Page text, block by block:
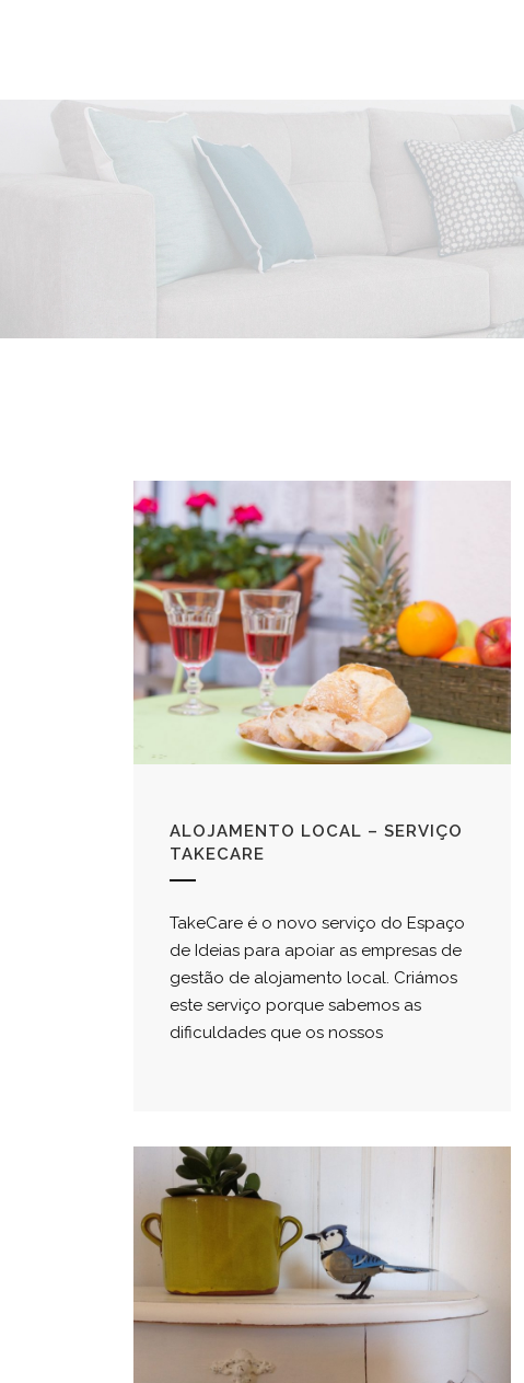
ALOJAMENTO LOCAL – SERVIÇO
TAKECARE
TakeCare é o novo serviço do Espaço
de Ideias para apoiar as empresas de
gestão de alojamento local. Criámos
este serviço porque sabemos as
dificuldades que os nossos